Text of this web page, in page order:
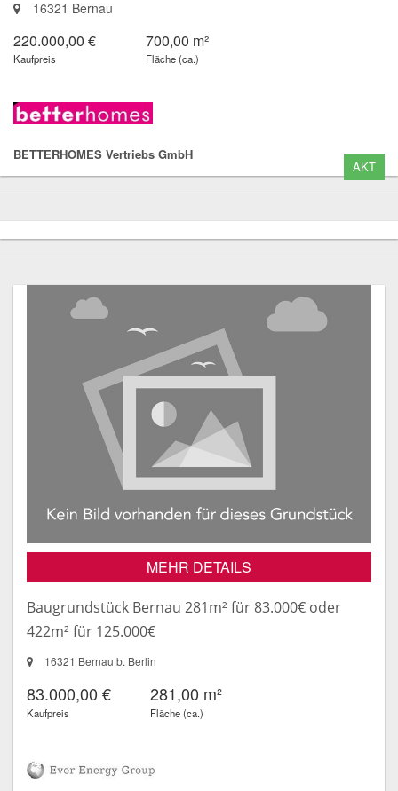
16321 Bernau
220.000,00 €
Kaufpreis
700,00 m²
Fläche (ca.)
BETTERHOMES Vertriebs GmbH
AKT
MEHR DETAILS
Baugrundstück Bernau 281m² für 83.000€ oder
422m² für 125.000€
16321 Bernau b. Berlin
83.000,00 €
Kaufpreis
281,00 m²
Fläche (ca.)